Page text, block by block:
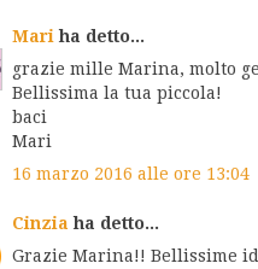
Mari ha detto...
grazie mille Marina, molto
Bellissima la tua piccola!
baci
Mari
16 marzo 2016 alle ore 13:04
Cinzia ha detto...
Grazie Marina!! Bellissime